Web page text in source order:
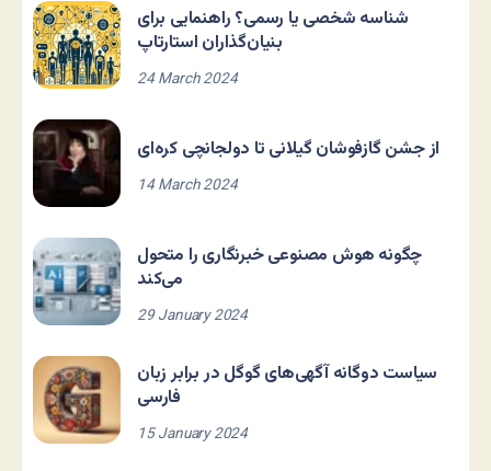
شناسه شخصی یا رسمی؟ راهنمایی برای
بنیان‌گذاران استارتاپ
24 March 2024
از جشن گازفوشان گیلانی تا دولجانچی کره‌ای
14 March 2024
چگونه هوش مصنوعی خبرنگاری را متحول
می‌کند
29 January 2024
سیاست دوگانه آگهی‌های گوگل در برابر زبان
فارسی
15 January 2024